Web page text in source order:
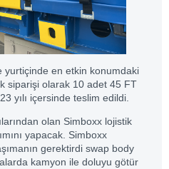
yurtiçinde en etkin konumdaki
siparişi olarak 10 adet 45 FT
yılı içersinde teslim edildi.
olan Simboxx lojistik
yapacak. Simboxx
gerektirdi swap body
kamyon ile doluyu götür